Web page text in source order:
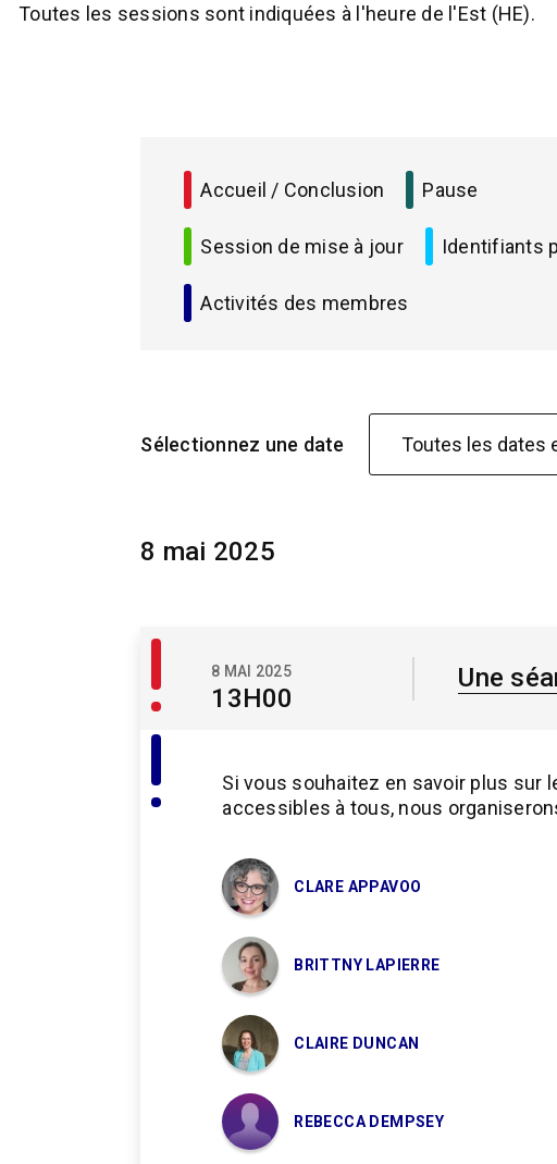
Toutes les sessions sont indiquées à l'heure de l'Est (HE).
Accueil / Conclusion Pause
Session de mise à jour Identifiants
Activités des membres
Sélectionnez une date
8 mai 2025
Conclusion
membres
8 MAI 2025
13H00
Une
Si vous souhaitez en savoir plus sur
accessibles à tous, nous
CLARE APPAVOO
BRITTNY LAPIERRE
CLAIRE DUNCAN
REBECCA DEMPSEY